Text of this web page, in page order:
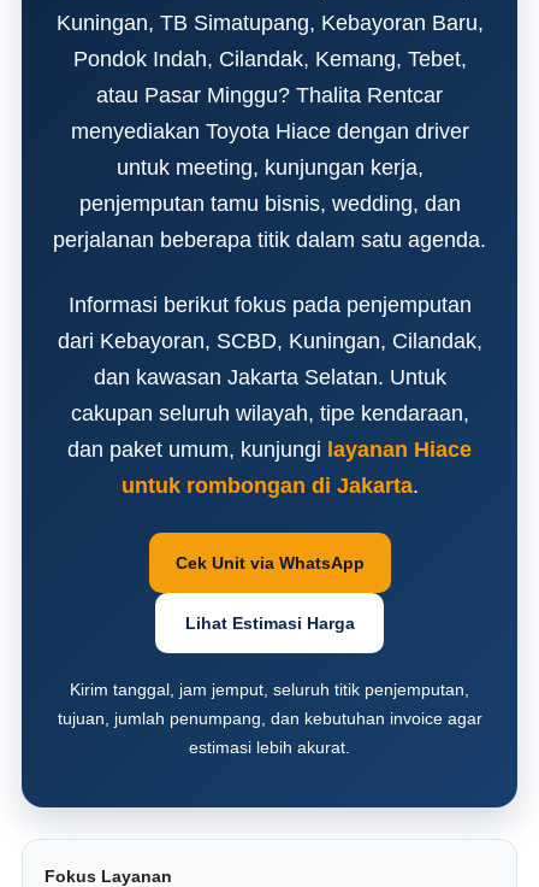
Kuningan, TB Simatupang, Kebayoran Baru,
Pondok Indah, Cilandak, Kemang, Tebet,
atau Pasar Minggu? Thalita Rentcar
menyediakan Toyota Hiace dengan driver
untuk meeting, kunjungan kerja,
penjemputan tamu bisnis, wedding, dan
perjalanan beberapa titik dalam satu agenda.
Informasi berikut fokus pada penjemputan
dari Kebayoran, SCBD, Kuningan, Cilandak,
dan kawasan Jakarta Selatan. Untuk
cakupan seluruh wilayah, tipe kendaraan,
dan paket umum, kunjungi layanan Hiace
untuk rombongan di Jakarta.
Cek Unit via WhatsApp
Lihat Estimasi Harga
Kirim tanggal, jam jemput, seluruh titik penjemputan,
tujuan, jumlah penumpang, dan kebutuhan invoice agar
estimasi lebih akurat.
Fokus Layanan